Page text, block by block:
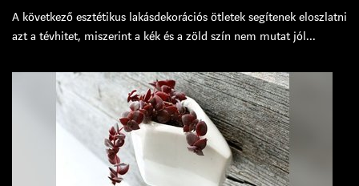
A következő esztétikus lakásdekorációs ötletek segítenek eloszlatni
azt a tévhitet, miszerint a kék és a zöld szín nem mutat jól...